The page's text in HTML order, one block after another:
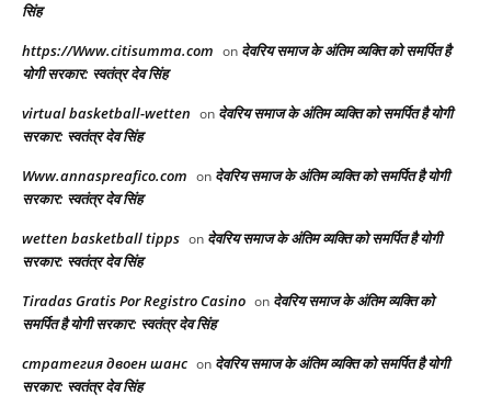
सिंह
https://Www.citisumma.com on देवरिय समाज के अंतिम व्यक्ति को समर्पित है
योगी सरकार: स्वतंत्र देव सिंह
virtual basketball-wetten on देवरिय समाज के अंतिम व्यक्ति को समर्पित है योगी
सरकार: स्वतंत्र देव सिंह
Www.annaspreafico.com on देवरिय समाज के अंतिम व्यक्ति को समर्पित है योगी
सरकार: स्वतंत्र देव सिंह
wetten basketball tipps on देवरिय समाज के अंतिम व्यक्ति को समर्पित है योगी
सरकार: स्वतंत्र देव सिंह
Tiradas Gratis Por Registro Casino on देवरिय समाज के अंतिम व्यक्ति को
समर्पित है योगी सरकार: स्वतंत्र देव सिंह
стратегия двоен шанс on देवरिय समाज के अंतिम व्यक्ति को समर्पित है योगी
सरकार: स्वतंत्र देव सिंह